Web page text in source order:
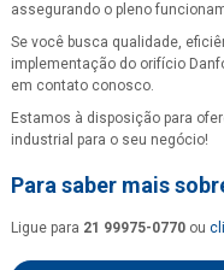
assegurando o pleno
Se você busca qualidade,
implementação do orifício
em contato conosco.
Estamos à disposição para
industrial para o seu negócio!
Para saber mais
Ligue para 21 99975-0770 ou